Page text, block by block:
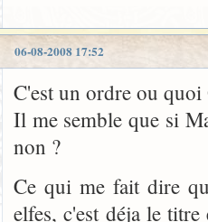
06-08-2008 17:52
C'est un ordre ou quoi
Il me semble que si
non ?
Ce qui me fait dire
elfes, c'est déja le